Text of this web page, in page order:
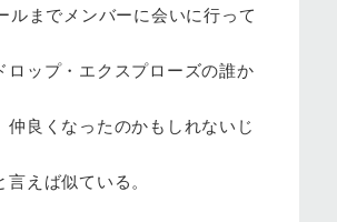
ルまでメンバーに会いに行って
ップ・エクスプローズの誰か
良くなったのかもしれないじ
えば似ている。